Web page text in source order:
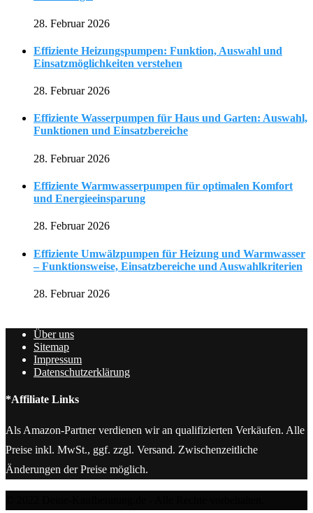
28. Februar 2026
Effiziente Heizungspumpen: Funktion, Auswahl und
Einsatzmöglichkeiten verstehen
28. Februar 2026
Effiziente Wasserpumpen für Haus und Garten: Auswahl,
Funktionen und Einsatzbereiche
28. Februar 2026
Effiziente Warmwasserpumpen für optimalen Komfort
und Energieeinsparung
28. Februar 2026
Effiziente Umwälzpumpen für Heizung und Warmwasser
– Funktionsweise, Einsatzbereiche und Auswahlkriterien
28. Februar 2026
Über uns
Sitemap
Impressum
Datenschutzerklärung
*Affiliate Links
Als Amazon-Partner verdienen wir an qualifizierten Verkäufen. Alle
Preise inkl. MwSt., ggf. zzgl. Versand. Zwischenzeitliche
Änderungen der Preise möglich.